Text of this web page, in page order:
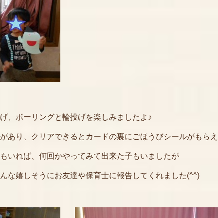
、ボーリングと輪投げを楽しみましたよ♪
あり、クリアできるとカードの裏にごほうびシールがもら
いれば、何回かやってみて出来た子もいましたが
な嬉しそうにお友達や保育士に報告してくれました(^^)